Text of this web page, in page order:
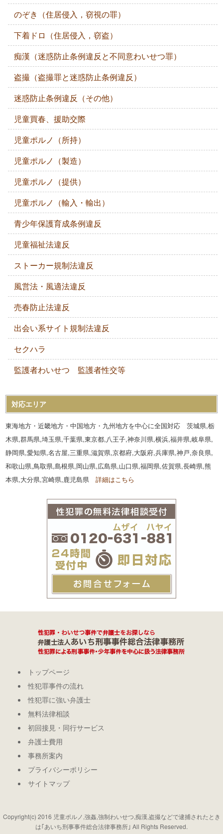
のぞき（住居侵入，窃視の罪）
下着ドロ（住居侵入，窃盗）
痴漢（迷惑防止条例違反と不同意わいせつ罪）
盗撮（盗撮罪と迷惑防止条例違反）
迷惑防止条例違反（その他）
児童買春、援助交際
児童ポルノ（所持）
児童ポルノ（製造）
児童ポルノ（提供）
児童ポルノ（輸入・輸出）
青少年保護育成条例違反
児童福祉法違反
ストーカー規制法違反
風営法・風適法違反
売春防止法違反
出会い系サイト規制法違反
セクハラ
監護者わいせつ 監護者性交等
対応エリア
東海地方・近畿地方・中国地方・九州地方を中心に全国対応 茨城県,栃
木県,群馬県,埼玉県,千葉県,東京都,八王子,神奈川県,横浜,福井県,岐阜県,
静岡県,愛知県,名古屋,三重県,滋賀県,京都府,大阪府,兵庫県,神戸,奈良県,
和歌山県,鳥取県,島根県,岡山県,広島県,山口県,福岡県,佐賀県,長崎県,熊
本県,大分県,宮崎県,鹿児島県詳細はこちら
トップページ
性犯罪事件の流れ
性犯罪に強い弁護士
無料法律相談
初回接見・同行サービス
弁護士費用
事務所案内
プライバシーポリシー
サイトマップ
Copyright(c) 2016 児童ポルノ,強姦,強制わいせつ,痴漢,盗撮などで逮捕されたとき
は｢あいち刑事事件総合法律事務所｣ All Rights Reserved.